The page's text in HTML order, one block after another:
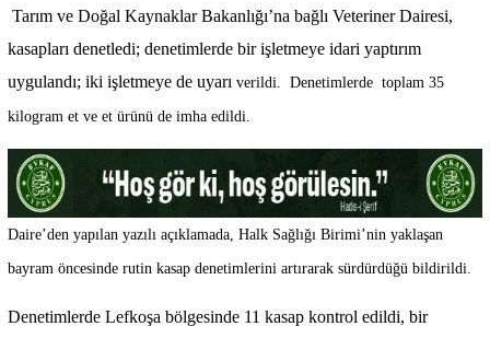
Tarım ve Doğal Kaynaklar Bakanlığı’na bağlı Veteriner Dairesi,
kasapları denetledi; denetimlerde bir işletmeye idari yaptırım
uygulandı; iki işletmeye de uyarı verildi. Denetimlerde toplam 35
kilogram et ve et ürünü de imha edildi.
Daire’den yapılan yazılı açıklamada, Halk Sağlığı Birimi’nin yaklaşan
bayram öncesinde rutin kasap denetimlerini artırarak sürdürdüğü bildirildi.
Denetimlerde Lefkoşa bölgesinde 11 kasap kontrol edildi, bir